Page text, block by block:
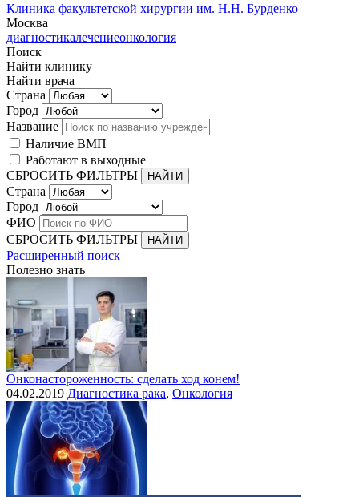
Клиника факультетской хирургии им. Н.Н. Бурденко
Москва
диагностикалечениеонкология
Поиск
Найти клинику
Найти врача
Страна
Город
Название
Наличие ВМП
Работают в выходные
СБРОСИТЬ ФИЛЬТРЫ
Страна
Город
ФИО
СБРОСИТЬ ФИЛЬТРЫ
Расширенный поиск
Полезно знать
Онконастороженность: сделать ход конем!
04.02.2019 Диагностика рака, Онкология